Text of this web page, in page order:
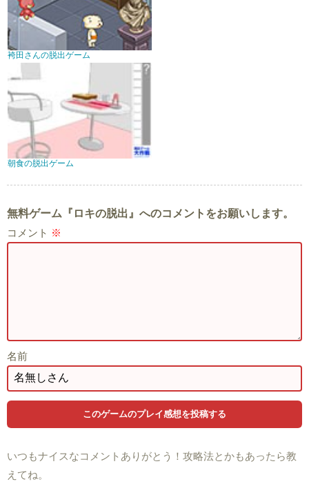
袴田さんの脱出ゲーム
朝食の脱出ゲーム
無料ゲーム『ロキの脱出』へのコメントをお願いします。
コメント ※
名前
いつもナイスなコメントありがとう！攻略法とかもあったら教
えてね。